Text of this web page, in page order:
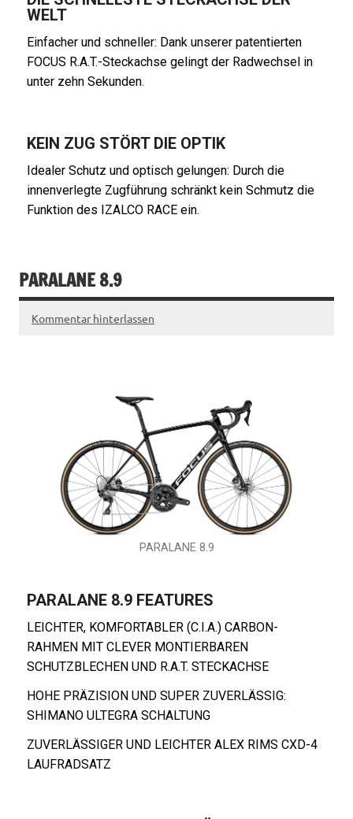
WELT
Einfacher und schneller: Dank unserer patentierten
FOCUS R.A.T.-Steckachse gelingt der Radwechsel in
unter zehn Sekunden.
KEIN ZUG STÖRT DIE OPTIK
Idealer Schutz und optisch gelungen: Durch die
innenverlegte Zugführung schränkt kein Schmutz die
Funktion des IZALCO RACE ein.
PARALANE 8.9
Kommentar hinterlassen
PARALANE 8.9
PARALANE 8.9 FEATURES
LEICHTER, KOMFORTABLER (C.I.A.) CARBON-
RAHMEN MIT CLEVER MONTIERBAREN
SCHUTZBLECHEN UND R.A.T. STECKACHSE
HOHE PRÄZISION UND SUPER ZUVERLÄSSIG:
SHIMANO ULTEGRA SCHALTUNG
ZUVERLÄSSIGER UND LEICHTER ALEX RIMS CXD-4
LAUFRADSATZ